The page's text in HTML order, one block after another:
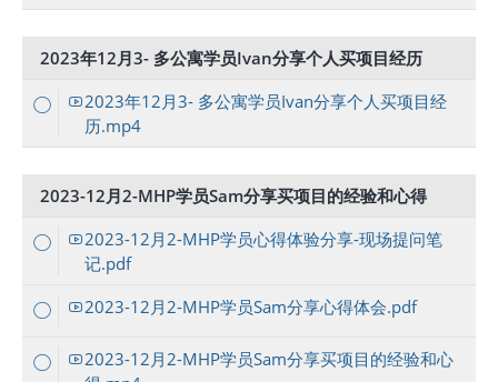
2023年12月3- 多公寓学员Ivan分享个人买项目经历
2023年12月3- 多公寓学员Ivan分享个人买项目经
历.mp4
2023-12月2-MHP学员Sam分享买项目的经验和心得
2023-12月2-MHP学员心得体验分享-现场提问笔
记.pdf
2023-12月2-MHP学员Sam分享心得体会.pdf
2023-12月2-MHP学员Sam分享买项目的经验和心